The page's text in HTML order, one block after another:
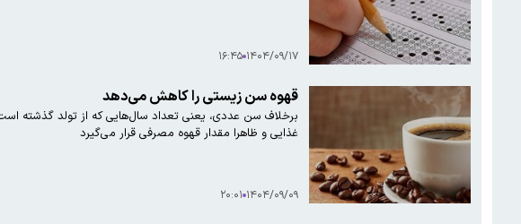
۱۴۰۴/۰۹/۱۷ ۱۶:۴۵
قهوه سن زیستی را کاهش می‌دهد
برخلاف سن عددی، یعنی تعداد سال‌هایی که از تولد گذشته
غذایی و ظاهرا مقدار قهوه مصرفی قرار می‌گیرد
۱۴۰۴/۰۹/۰۹ ۲۰:۰۱